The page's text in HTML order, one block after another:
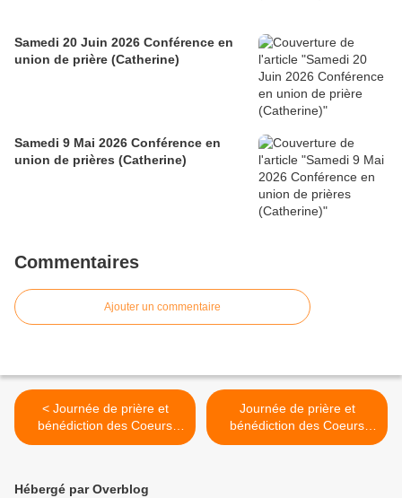
Samedi 20 Juin 2026 Conférence en
union de prière (Catherine)
Samedi 9 Mai 2026 Conférence en
union de prières (Catherine)
Commentaires
Ajouter un commentaire
< Journée de prière et
bénédiction des Coeurs
Unis à Loiré (49) le 7 Mars
Journée de prière et
bénédiction des Coeurs
Unis près de Paris le 28
Hébergé par Overblog